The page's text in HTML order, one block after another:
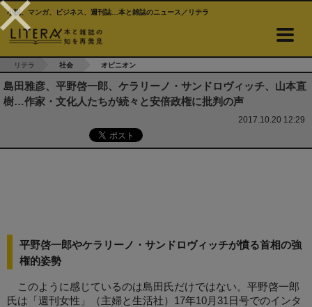
小説、マンガ、ビジネス、週刊誌…本と雑誌のニュース／リテラ
リテラ 社会 オピニオン
島田雅彦、平野啓一郎、ケラリーノ・サンドロヴィッチ、山本直
樹…作家・文化人たちが続々と安倍政権に批判の声
2017.10.20 12:29
平野啓一郎やケラリーノ・サンドロヴィッチが憤る首相の強
権的姿勢
このように感じているのは島田氏だけではない。平野啓一郎
氏は「週刊女性」（主婦と生活社）17年10月31日号でのインタ